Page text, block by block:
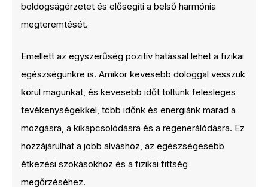
boldogságérzetet és elősegíti a belső harmónia
megteremtését.
Emellett az egyszerűség pozitív hatással lehet a fizikai
egészségünkre is. Amikor kevesebb dologgal vesszük
körül magunkat, és kevesebb időt töltünk felesleges
tevékenységekkel, több időnk és energiánk marad a
mozgásra, a kikapcsolódásra és a regenerálódásra. Ez
hozzájárulhat a jobb alváshoz, az egészségesebb
étkezési szokásokhoz és a fizikai fittség
megőrzéséhez.